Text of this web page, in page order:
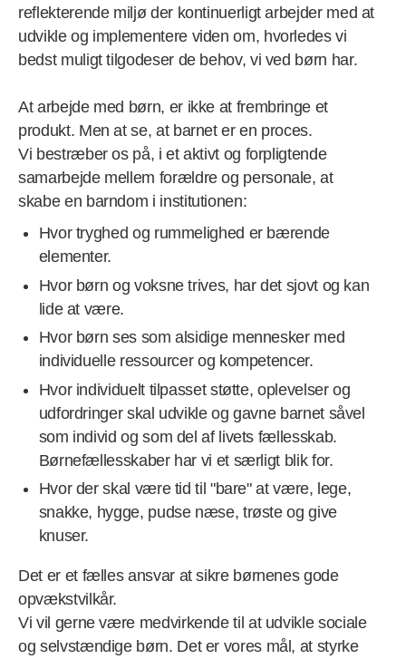
reflekterende miljø der kontinuerligt arbejder med at
udvikle og implementere viden om, hvorledes vi
bedst muligt tilgodeser de behov, vi ved børn har.
At arbejde med børn, er ikke at frembringe et
produkt. Men at se, at barnet er en proces.
Vi bestræber os på, i et aktivt og forpligtende
samarbejde mellem forældre og personale, at
skabe en barndom i institutionen:
Hvor tryghed og rummelighed er bærende
elementer.
Hvor børn og voksne trives, har det sjovt og kan
lide at være.
Hvor børn ses som alsidige mennesker med
individuelle ressourcer og kompetencer.
Hvor individuelt tilpasset støtte, oplevelser og
udfordringer skal udvikle og gavne barnet såvel
som individ og som del af livets fællesskab.
Børnefællesskaber har vi et særligt blik for.
Hvor der skal være tid til "bare" at være, lege,
snakke, hygge, pudse næse, trøste og give
knuser.
Det er et fælles ansvar at sikre børnenes gode
opvækstvilkår.
Vi vil gerne være medvirkende til at udvikle sociale
og selvstændige børn. Det er vores mål, at styrke